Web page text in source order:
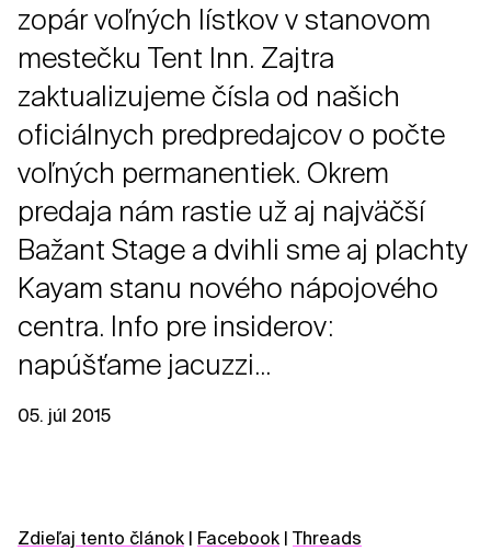
zopár voľných lístkov v stanovom
mestečku Tent Inn. Zajtra
zaktualizujeme čísla od našich
oficiálnych predpredajcov o počte
voľných permanentiek. Okrem
predaja nám rastie už aj najväčší
Bažant Stage a dvihli sme aj plachty
Kayam stanu nového nápojového
centra. Info pre insiderov:
napúšťame jacuzzi...
05. júl 2015
Zdieľaj tento článok Facebook Threads